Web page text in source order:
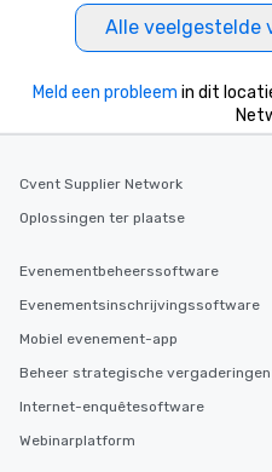
Alle veelgestelde
Meld een probleem in dit
Cvent Supplier Network
Oplossingen ter plaatse
Evenementbeheerssoftware
Evenementsinschrijvingssoftware
Mobiel evenement-app
Beheer strategische vergaderingen
Internet-enquêtesoftware
Webinarplatform